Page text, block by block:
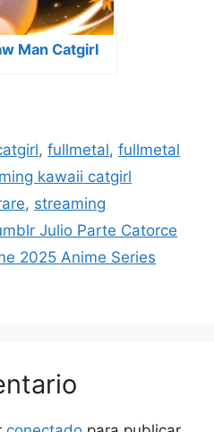
Man Catgirl
,fullmetal,fullmetal
kawaii catgirl
, streaming
Julio Parte Catorce
2025 Anime Series